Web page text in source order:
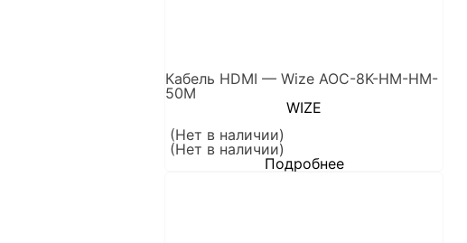
Кабель HDMI — Wize AOC-8K-HM-HM-
50M
WIZE
(Нет в наличии)
(Нет в наличии)
Подробнее